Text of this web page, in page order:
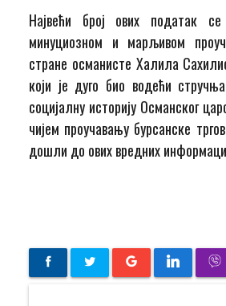
Највећи број ових податак се
минуциозном и марљивом
стране османисте Халила
који је дуго био водећи
социјалну историју Османског
чијем проучавању бурсанске
дошли до ових вредних